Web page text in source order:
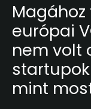
európai
nem volt
mint